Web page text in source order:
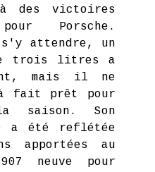
des victoires
Porsche.
s'y attendre, un
de trois litres a
mais il ne
fait prêt pour
saison. Son
a été reflétée
apportées au
neuve pour